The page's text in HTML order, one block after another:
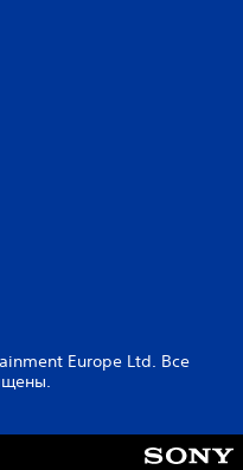
Europe Ltd. Все